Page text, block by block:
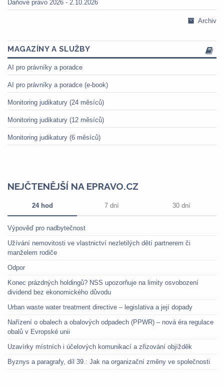
Daňové právo 2026 - 2.10.2026
Archiv
MAGAZÍNY A SLUŽBY
AI pro právníky a poradce
AI pro právníky a poradce (e-book)
Monitoring judikatury (24 měsíců)
Monitoring judikatury (12 měsíců)
Monitoring judikatury (6 měsíců)
NEJČTENĚJŠÍ NA EPRAVO.CZ
24 hod 7 dní 30 dní
Výpověď pro nadbytečnost
Užívání nemovitosti ve vlastnictví nezletilých dětí partnerem či
manželem rodiče
Odpor
Konec prázdných holdingů? NSS upozorňuje na limity osvobození
dividend bez ekonomického důvodu
Urban waste water treatment directive – legislativa a její dopady
Nařízení o obalech a obalových odpadech (PPWR) – nová éra regulace
obalů v Evropské unii
Uzavírky místních i účelových komunikací a zřizování objížděk
Byznys a paragrafy, díl 39.: Jak na organizační změny ve společnosti